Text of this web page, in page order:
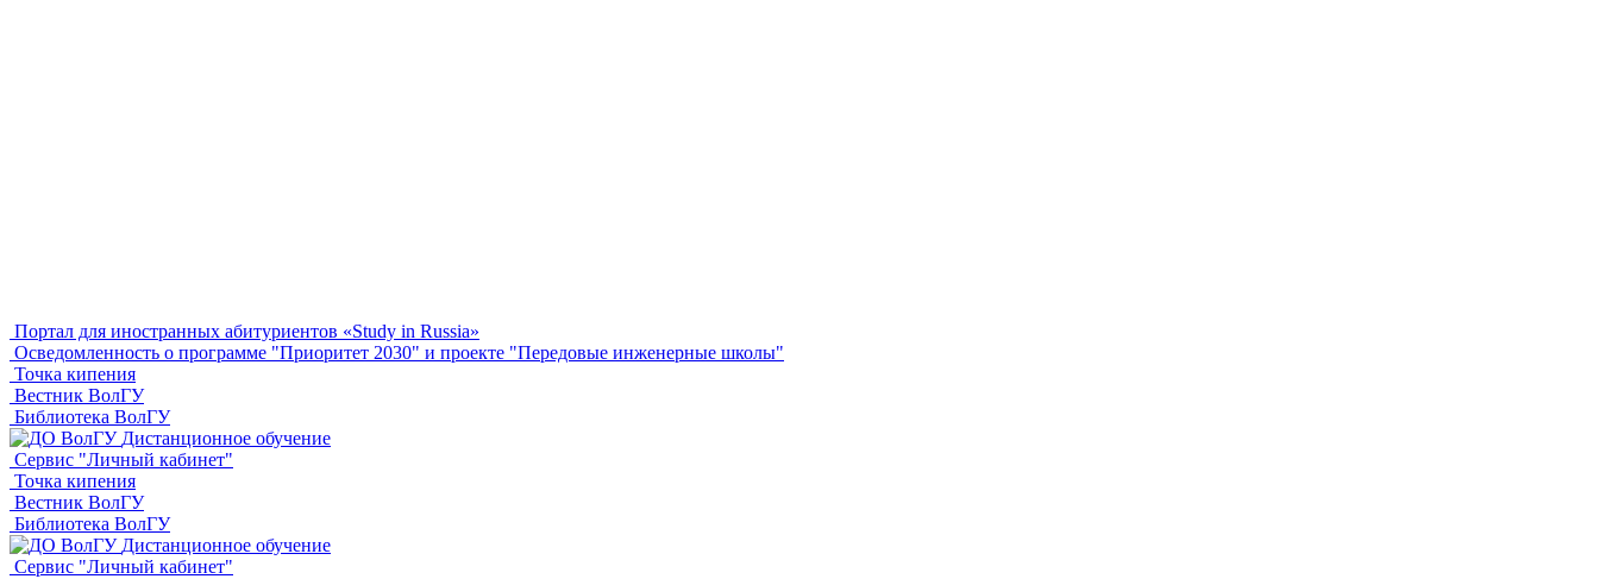
Портал для иностранных абитуриентов «Study in Russia»
Осведомленность о программе "Приоритет 2030" и проекте "Передовые инженерные школы"
Точка кипения
Вестник ВолГУ
Библиотека ВолГУ
Дистанционное обучение
Сервис "Личный кабинет"
Точка кипения
Вестник ВолГУ
Библиотека ВолГУ
Дистанционное обучение
Сервис "Личный кабинет"